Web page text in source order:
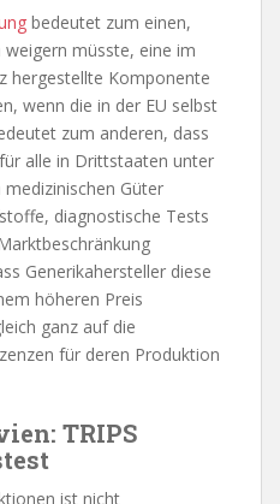
bedeutet zum einen,
weigern müsste, eine im
hergestellte Komponente
wenn die in der EU selbst
zum anderen, dass
alle in Drittstaaten unter
Güter
diagnostische Tests
Generikahersteller diese
höheren Preis
ganz auf die
für deren Produktion
TRIPS
ist nicht